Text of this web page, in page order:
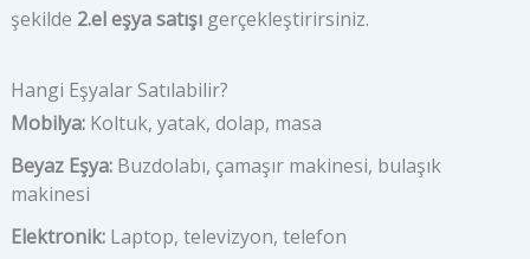
şekilde 2.el eşya satışıgerçekleştirirsiniz.
Hangi Eşyalar Satılabilir?
Mobilya:Koltuk, yatak, dolap, masa
Beyaz Eşya:Buzdolabı, çamaşır makinesi, bulaşık
makinesi
Elektronik:Laptop, televizyon, telefon